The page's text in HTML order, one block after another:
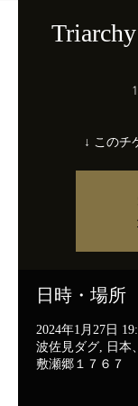
↓ このチ
日時・場所
2024年1月27日
波佐見ダグ, 日本
敷瀬郷１７６７